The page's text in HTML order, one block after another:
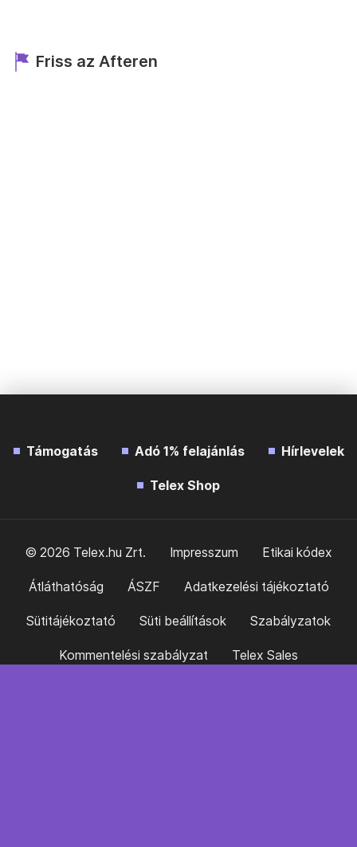
Friss az Afteren
Támogatás Adó 1% felajánlás Hírlevelek
Telex Shop
© 2026 Telex.hu Zrt. Impresszum Etikai kódex
Átláthatóság ÁSZF Adatkezelési tájékoztató
Sütitájékoztató Süti beállítások Szabályzatok
Kommentelési szabályzat Telex Sales